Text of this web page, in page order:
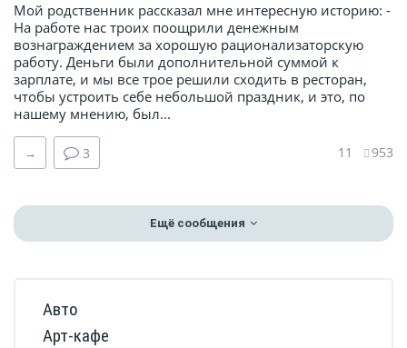
Мой родственник рассказал мне интересную историю: -
На работе нас троих поощрили денежным
вознаграждением за хорошую рационализаторскую
работу. Деньги были дополнительной суммой к
зарплате, и мы все трое решили сходить в ресторан,
чтобы устроить себе небольшой праздник, и это, по
нашему мнению, был...
→ 3 11 953
Ещё сообщения
Авто
Арт-кафе